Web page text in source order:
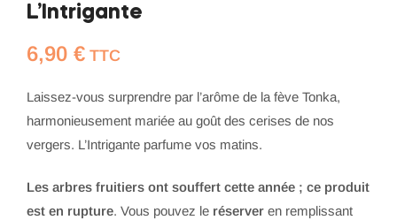
L’Intrigante
6,90 € TTC
Laissez-vous surprendre par l’arôme de la fève Tonka,
harmonieusement mariée au goût des cerises de nos
vergers. L’Intrigante parfume vos matins.
Les arbres fruitiers ont souffert cette année ; ce produit
est en rupture. Vous pouvez le réserver en remplissant